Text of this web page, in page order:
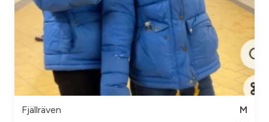
Fjällräven
M